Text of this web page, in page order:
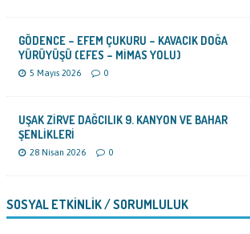
GÖDENCE – EFEM ÇUKURU – KAVACIK DOĞA
YÜRÜYÜŞÜ (EFES – MİMAS YOLU)
5 Mayıs 2026 0
UŞAK ZİRVE DAĞCILIK 9. KANYON VE BAHAR
ŞENLİKLERİ
28 Nisan 2026 0
SOSYAL ETKİNLİK / SORUMLULUK